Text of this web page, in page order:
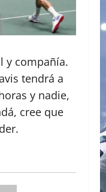
y compañía.
tendrá a
y nadie,
cree que